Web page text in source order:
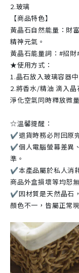
2.玻璃
【商品特色】
黃晶石自然能量：財
精神元氣。
黃晶石能量詞：#招
★使用方式：
1.晶石放入玻璃容器中
2.將香水/精油 滴入晶
淨化空氣同時釋放微
☆溫馨提醒：
✔退貨時務必附回原
✔個人電腦螢幕差異
準。
✔本產品屬於私人消
商品外盒損壞等均恕
✔因材質是天然晶石
顏色不一，皆屬正常